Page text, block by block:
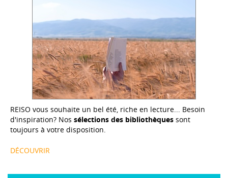
REISO vous souhaite un bel été, riche en lecture... Besoin
d'inspiration? Nos sélections des bibliothèques sont
toujours à votre disposition.
DÉCOUVRIR